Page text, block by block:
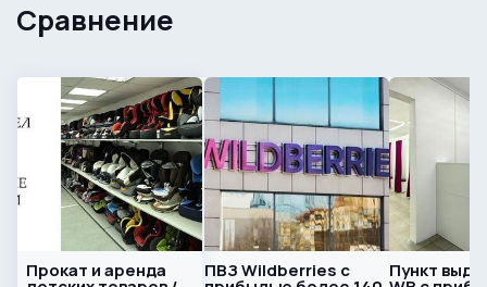
Сравнение
Прокат и аренда ПВЗ Wildberries с Пункт